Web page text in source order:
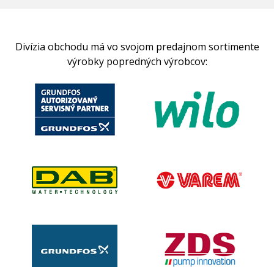
Divízia obchodu má vo svojom predajnom sortimente
výrobky popredných výrobcov: